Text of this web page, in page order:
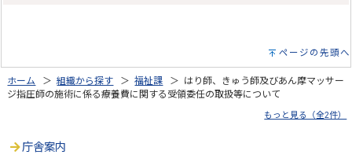
ページの先頭へ
ホーム ＞組織から探す ＞福祉課 ＞ はり師、きゅう師及びあん摩マッサー
ジ指圧師の施術に係る療養費に関する受領委任の取扱等について
もっと見る（全2件）
庁舎案内